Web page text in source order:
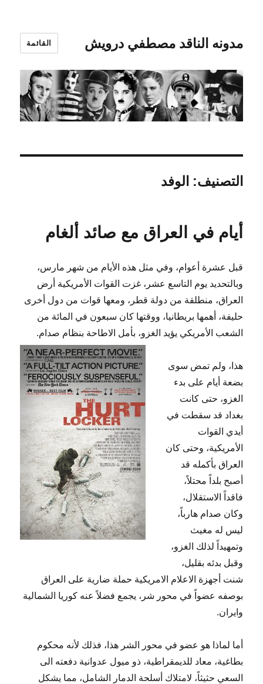
مدونه الناقد مصطفي درويش القائمة
التصنيف: الوفد
أيام في العراق مع صائد ألغام
قبل عشرة أعوام، وفي مثل هذه الأيام من شهر مارس،
وبالتحديد يوم التاسع عشر، غزت القوات الأمريكية أرض
العراق، منطلقة من دولة قطر، ومعها قوات من دول أخرى
حليفة، أهمها بريطانيا، ووقتها كان سبعون في المائة من
الشعب الأمريكي يؤيد الغزو، بأمل الاطاحة بنظام صدام.
هذا، ولم تمض سوى
بضعة أيام على بدء
الغزو، حتى كانت
بغداد قد سقطت في
أيدي القوات
الأمريكية، وحتى كان
العراق بأكمله قد
أصبح بلداً محتلاً،
فاقداً الاستقلال،
وكان صدام هارباً،
ليس له مغيث
وتمهيداً لذلك الغزو،
وقبل بدئه بقليل،
شنت أجهزة الاعلام الامريكية حملة ضارية على العراق
بوصفه عضواً في محور شر، يجمع فضلاً عنه كوريا الشمالية
وايران.
أما لماذا هو عضو في محور الشر هذا، فذلك لأنه محكوم
بطاغية، معاد للديمقراطية، ذو ميول عدوانية دفعته الى
السعي حثيثاً، لامتلاك أسلحة الدمار الشامل، مما يشكل